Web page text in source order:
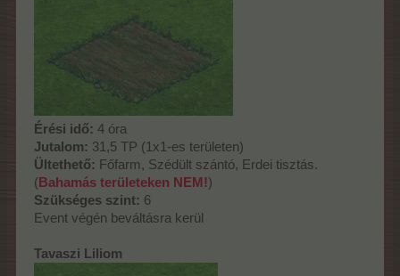
Érési idő: 4 óra
Jutalom: 31,5 TP (1x1-es területen)
Ültethető: Főfarm, Szédült szántó, Erdei tisztás.
(Bahamás területeken NEM!)
Szükséges szint: 6
Event végén beváltásra kerül
Tavaszi Liliom